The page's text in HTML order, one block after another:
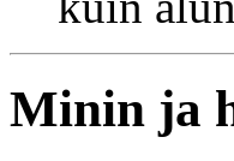
Minin ja